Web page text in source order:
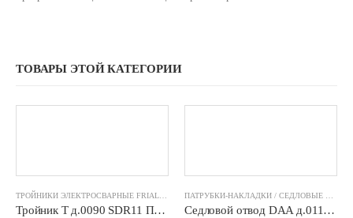
ТОВАРЫ ЭТОЙ КАТЕГОРИИ
ТРОЙНИКИ ЭЛЕКТРОСВАРНЫЕ FRIALEN ФИТИНГИ ЭЛЕКТРОСВАРНЫЕ FRIALEN
Тройник T д.0090 SDR11 ПЭ100 FRIALEN
ПАТРУБКИ-НАКЛАДКИ / СЕДЛОВЫЕ ОТВОДЫ FRIALEN
Седловой отвод DAA д.0110/0063 SDR11 ПЭ100 FRIALEN